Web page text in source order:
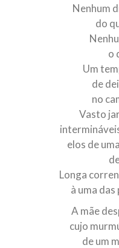
Nenhum
do
o
Um
de
no
Vasto
elos de
Longa
à uma
A mãe
cujo
de um